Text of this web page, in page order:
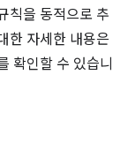
칙을 동적으로 추
한 자세한 내용은
확인할 수 있습니